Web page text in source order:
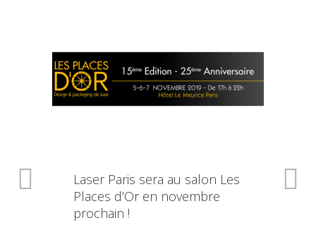
Laser Paris sera au salon Les
Places d’Or en novembre
prochain !